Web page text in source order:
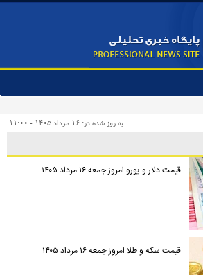
با ایران را امضا خواهد کرد
به روز شده در: ۱۶ مرداد ۱۴۰۵ - ۱۱:۰۰
قیمت دلار و یورو امروز جمعه ۱۶ مرداد ۱۴۰۵
قیمت سکه و طلا امروز جمعه ۱۶ مرداد ۱۴۰۵